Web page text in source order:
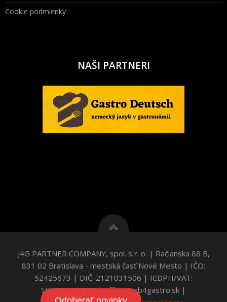
Cookie podmienky
NAŠI PARTNERI
J4G PARTNER COMPANY, spol. s r. o. | Račianska 88 B,
831 02 Bratislava - mestská časť Nové Mesto | IČO:
52425673 | DIČ: 2121031506 | ICDPH/VAT:
SK2121031506 | office@job4gastro.sk |